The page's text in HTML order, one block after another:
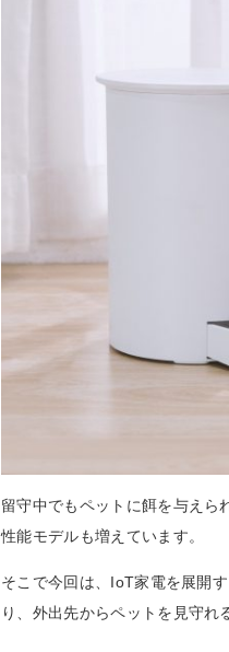
留守中でもペットに餌を与えら
性能モデルも増えています。
そこで今回は、IoT家電を展開
り、外出先からペットを見守れ